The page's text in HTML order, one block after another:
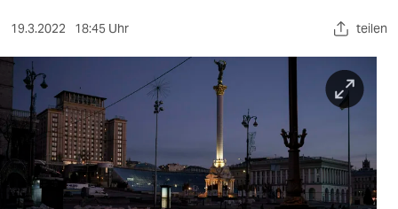
sport
berlin
nord
wahrheit
19.3.2022 18:45 Uhr teilen